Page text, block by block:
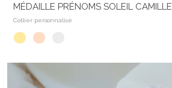
MÉDAILLE PRÉNOMS SOLEIL CAMILLE
Collier personnalisé